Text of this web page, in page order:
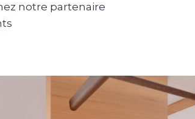
notre partenaire